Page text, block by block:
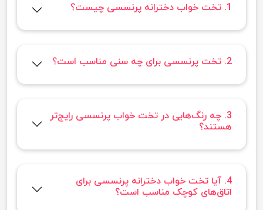
1. تخت خواب دخترانه پرنسسی چیست؟
2. تخت پرنسسی برای چه سنی مناسب است؟
3. چه رنگ‌هایی در تخت خواب پرنسسی رایج‌تر
هستند؟
4. آیا تخت خواب دخترانه پرنسسی برای
اتاق‌های کوچک مناسب است؟